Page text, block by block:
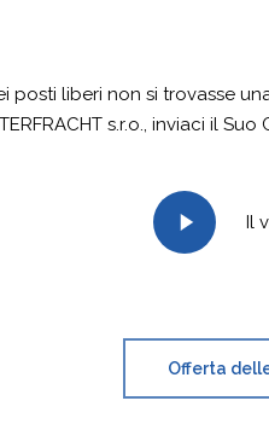
posti liberi non si trovasse
s.r.o., inviaci il Suo
Il
Offerta